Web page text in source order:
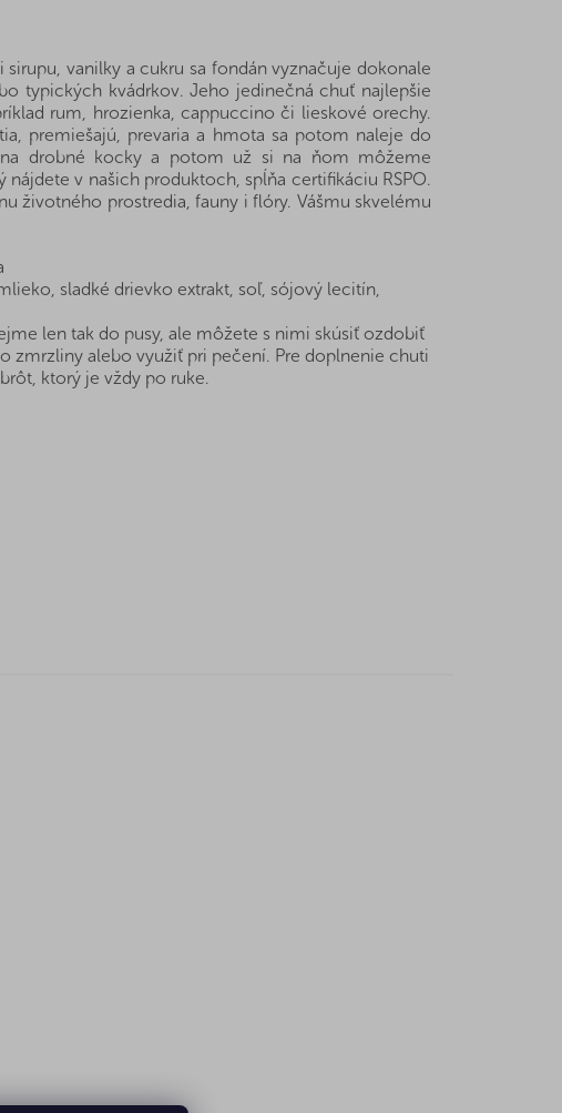
vanilky a cukru sa fondán vyznačuje dokonale
typických kvádrkov. Jeho jedinečná chuť najlepšie
rum, hrozienka, cappuccino či lieskové orechy.
premiešajú, prevaria a hmota sa potom naleje do
drobné kocky a potom už si na ňom môžeme
v našich produktoch, spĺňa certifikáciu RSPO.
životného prostredia, fauny i flóry. Vášmu skvelému
sladké drievko extrakt, soľ, sójový lecitín,
len tak do pusy, ale môžete s nimi skúsiť ozdobiť
zmrzliny alebo využiť pri pečení. Pre doplnenie chuti
ktorý je vždy po ruke.